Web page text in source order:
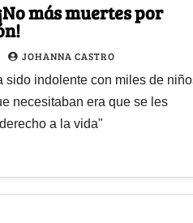
más muertes por
JOHANNA CASTRO
sido indolente con miles de
necesitaban era que se les
a la vida"